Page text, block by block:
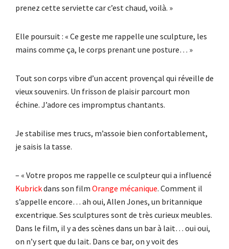
prenez cette serviette car c’est chaud, voilà. »
Elle poursuit : « Ce geste me rappelle une sculpture, les
mains comme ça, le corps prenant une posture… »
Tout son corps vibre d’un accent provençal qui réveille de
vieux souvenirs. Un frisson de plaisir parcourt mon
échine. J’adore ces impromptus chantants.
Je stabilise mes trucs, m’assoie bien confortablement,
je saisis la tasse.
– « Votre propos me rappelle ce sculpteur qui a influencé
Kubrickdans son film Orange mécanique. Comment il
s’appelle encore… ah oui, Allen Jones, un britannique
excentrique. Ses sculptures sont de très curieux meubles.
Dans le film, il y a des scènes dans un bar à lait… oui oui,
on n’y sert que du lait. Dans ce bar, on y voit des